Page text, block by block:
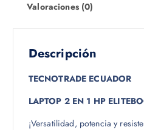
Valoraciones (0)
Descripción
TECNOTRADE ECUADOR
LAPTOP 2 EN 1 HP
¡Versatilidad, potencia y